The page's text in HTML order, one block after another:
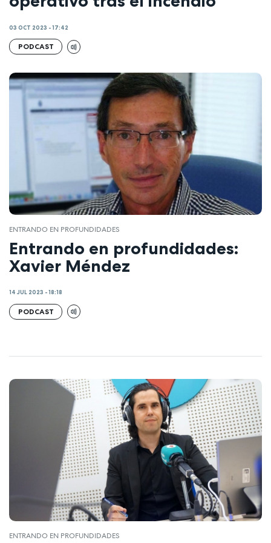
03 OCT 2023 - 17:42
PODCAST
ENTRANDO EN PROFUNDIDADES
Entrando en profundidades:
Xavier Méndez
14 JUL 2023 - 18:18
PODCAST
ENTRANDO EN PROFUNDIDADES